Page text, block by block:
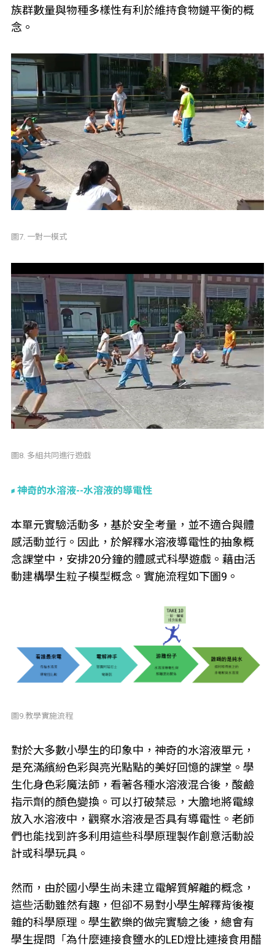
族群數量與物種多樣性有利於維持食物鏈平衡的概
念。
圖7. 一對一模式
圖8. 多組共同進行遊戲
神奇的水溶液--水溶液的導電性
本單元實驗活動多，基於安全考量，並不適合與體
感活動並行。因此，於解釋水溶液導電性的抽象概
念課堂中，安排20分鐘的體感式科學遊戲。藉由活
動建構學生粒子模型概念。實施流程如下圖9。
圖9.教學實施流程
對於大多數小學生的印象中，神奇的水溶液單元，
是充滿繽紛色彩與亮光點點的美好回憶的課堂。學
生化身色彩魔法師，看著各種水溶液混合後，酸鹼
指示劑的顏色變換。可以打破禁忌，大膽地將電線
放入水溶液中，觀察水溶液是否具有導電性。老師
們也能找到許多利用這些科學原理製作創意活動設
計或科學玩具。
然而，由於國小學生尚未建立電解質解離的概念，
這些活動雖然有趣，但卻不易對小學生解釋背後複
雜的科學原理。學生歡樂的做完實驗之後，總會有
學生提問「為什麼連接食鹽水的LED燈比連接食用醋